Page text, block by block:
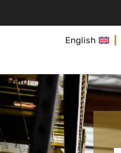
English